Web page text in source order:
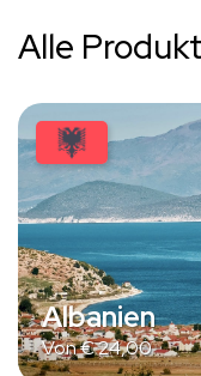
Alle
Albanien
Von€24,00